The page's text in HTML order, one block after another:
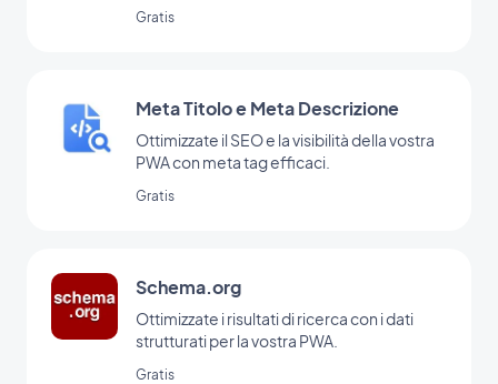
Gratis
Meta Titolo e Meta Descrizione
Ottimizzate il SEO e la visibilità della vostra
PWA con meta tag efficaci.
Gratis
Schema.org
Ottimizzate i risultati di ricerca con i dati
strutturati per la vostra PWA.
Gratis